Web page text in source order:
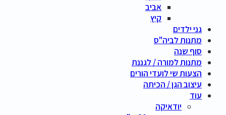
אביב
קיץ
גני ילדים
מתנות לביה"ס
סוף שנה
מתנות למורה / לגננת
הצעות שי לועדי הורים
עיצוב הגן / הכיתה
עוד
יודאיקה